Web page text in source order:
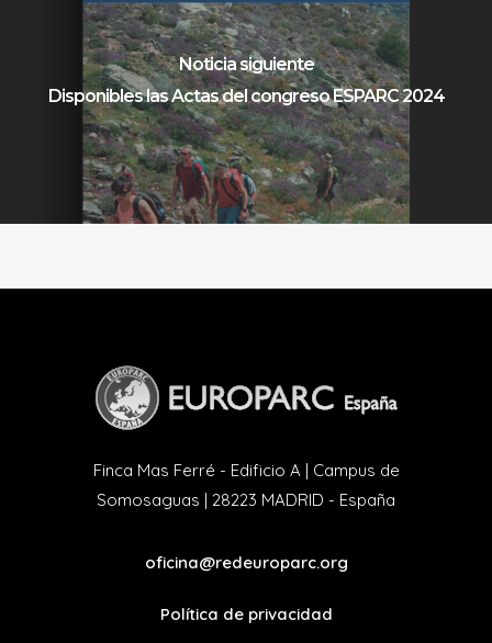
Noticia siguiente
Disponibles las Actas del congreso ESPARC 2024
Finca Mas Ferré - Edificio A | Campus de
Somosaguas | 28223 MADRID - España
oficina@redeuroparc.org
Política de privacidad